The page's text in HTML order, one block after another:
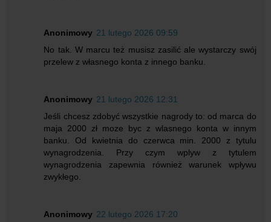
Anonimowy 21 lutego 2026 09:59
No tak. W marcu też musisz zasilić ale wystarczy swój
przelew z własnego konta z innego banku.
Anonimowy 21 lutego 2026 12:31
Jeśli chcesz zdobyć wszystkie nagrody to: od marca do
maja 2000 zł moze byc z wlasnego konta w innym
banku. Od kwietnia do czerwca min. 2000 z tytulu
wynagrodzenia. Przy czym wplyw z tytulem
wynagrodzenia zapewnia również warunek wpływu
zwykłego.
Anonimowy 22 lutego 2026 17:20